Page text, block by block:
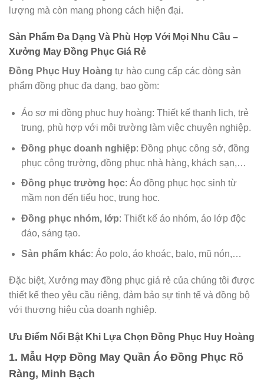
lượng mà còn mang phong cách hiện đại.
Sản Phẩm Đa Dạng Và Phù Hợp Với Mọi Nhu Cầu –
Xưởng May Đồng Phục Giá Rẻ
Đồng Phục Huy Hoàng tự hào cung cấp các dòng sản
phẩm đồng phục đa dạng, bao gồm:
Áo sơ mi đồng phục huy hoàng: Thiết kế thanh lịch, trẻ
trung, phù hợp với môi trường làm việc chuyên nghiệp.
Đồng phục doanh nghiệp: Đồng phục công sở, đồng
phục công trường, đồng phục nhà hàng, khách sạn,…
Đồng phục trường học: Áo đồng phục học sinh từ
mầm non đến tiểu học, trung học.
Đồng phục nhóm, lớp: Thiết kế áo nhóm, áo lớp độc
đáo, sáng tạo.
Sản phẩm khác: Áo polo, áo khoác, balo, mũ nón,…
Đặc biệt, Xưởng may đồng phục giá rẻ của chúng tôi được
thiết kế theo yêu cầu riêng, đảm bảo sự tinh tế và đồng bộ
với thương hiệu của doanh nghiệp.
Ưu Điểm Nổi Bật Khi Lựa Chọn Đồng Phục Huy Hoàng
1. Mẫu Hợp Đồng May Quần Áo Đồng Phục Rõ
Ràng, Minh Bạch